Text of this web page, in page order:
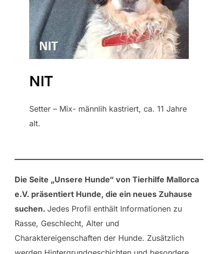
NIT
Setter – Mix- männlih kastriert, ca. 11 Jahre
alt.
Die Seite „Unsere Hunde“ von Tierhilfe Mallorca
e.V. präsentiert Hunde, die ein neues Zuhause
suchen. Jedes Profil enthält Informationen zu
Rasse, Geschlecht, Alter und
Charaktereigenschaften der Hunde. Zusätzlich